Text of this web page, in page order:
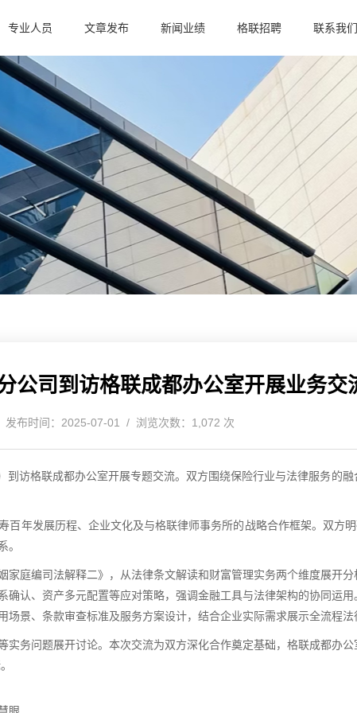
专业人员 文章发布 新闻业绩 格联招聘 联系我们
公司到访格联成都办公室开展业务交
发布时间：2025-07-01 / 浏览次数：1,072 次
到访格联成都办公室开展专题交流。双方围绕保险行业与法律服务的
年发展历程、企业文化及与格联律师事务所的战略合作框架。双方
。
庭编司法解释二》，从法律条文解读和财富管理实务两个维度展开
认、资产多元配置等应对策略，强调金融工具与法律架构的协同运
景、条款审查标准及服务方案设计，结合企业实际需求展示全流程法
务问题展开讨论。本次交流为双方深化合作奠定基础，格联成都办